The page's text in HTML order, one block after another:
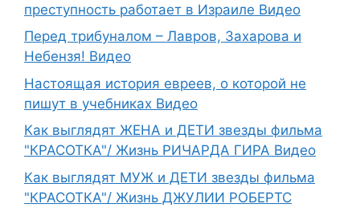
преступность работает в Израиле Видео
Перед трибуналом – Лавров, Захарова и
Небензя! Видео
Настоящая история евреев, о которой не
пишут в учебниках Видео
Как выглядят ЖЕНА и ДЕТИ звезды фильма
"КРАСОТКА"/ Жизнь РИЧАРДА ГИРА Видео
Как выглядят МУЖ и ДЕТИ звезды фильма
"КРАСОТКА"/ Жизнь ДЖУЛИИ РОБЕРТС